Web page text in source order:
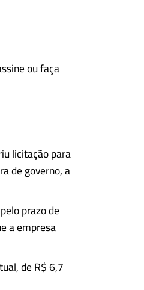
ou faça
licitação para
de governo, a
prazo de
a empresa
de R$ 6,7